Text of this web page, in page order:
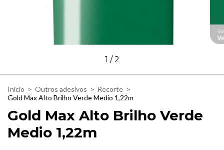
1 /2
Início > Outros adesivos > Recorte >
Gold Max Alto Brilho Verde Medio 1,22m
Gold Max Alto Brilho Verde
Medio 1,22m